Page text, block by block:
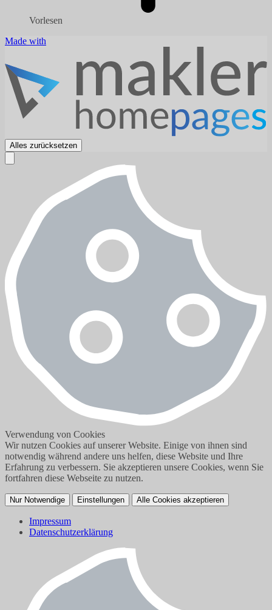
Vorlesen
Made with
Alles zurücksetzen
Verwendung von Cookies
Wir nutzen Cookies auf unserer Website. Einige von ihnen sind
notwendig während andere uns helfen, diese Website und Ihre
Erfahrung zu verbessern. Sie akzeptieren unsere Cookies, wenn Sie
fortfahren diese Webseite zu nutzen.
Nur Notwendige Einstellungen Alle Cookies akzeptieren
Impressum
Datenschutzerklärung